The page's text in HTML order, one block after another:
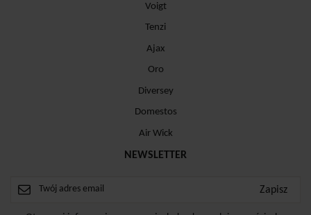
Voigt
Tenzi
Ajax
Oro
Diversey
Domestos
Air Wick
NEWSLETTER